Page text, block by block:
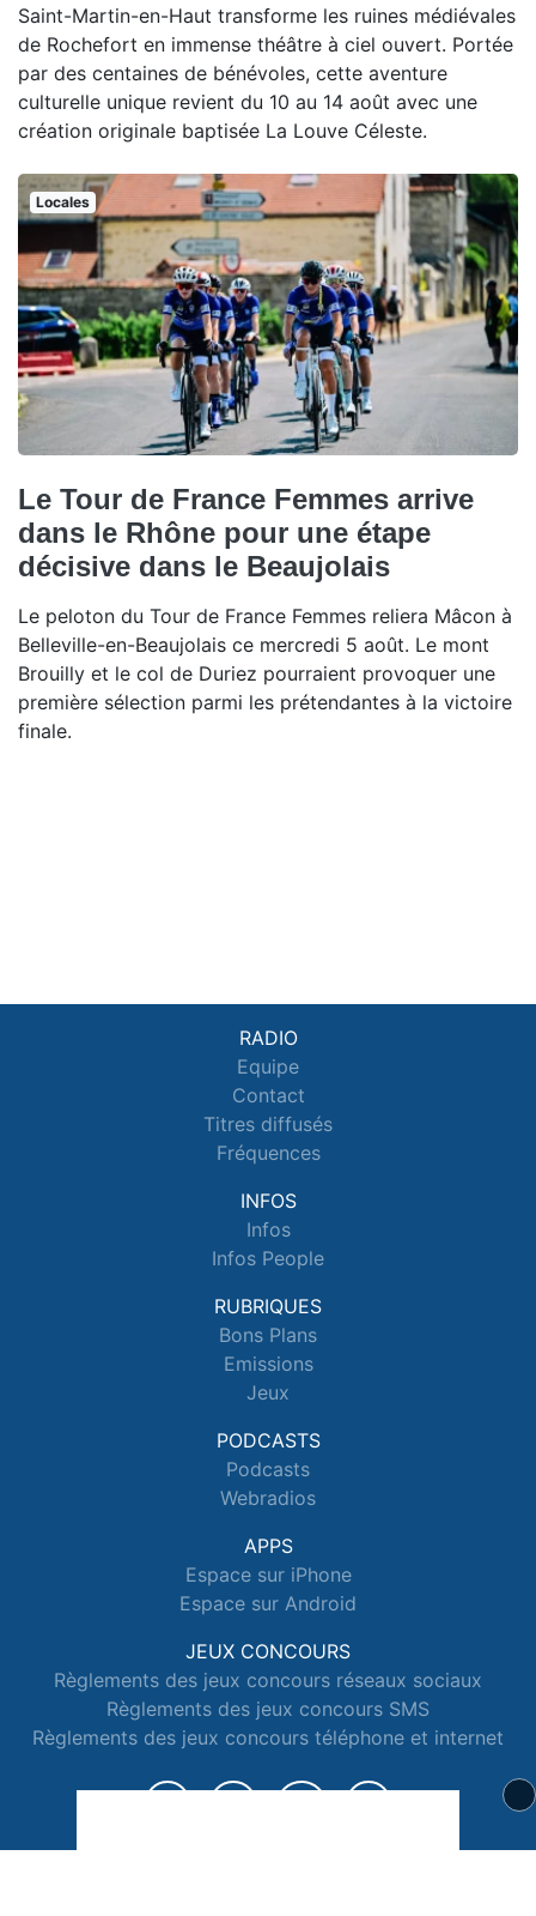
Saint-Martin-en-Haut transforme les ruines médiévales
de Rochefort en immense théâtre à ciel ouvert. Portée
par des centaines de bénévoles, cette aventure
culturelle unique revient du 10 au 14 août avec une
création originale baptisée La Louve Céleste.
Locales
Le Tour de France Femmes arrive
dans le Rhône pour une étape
décisive dans le Beaujolais
Le peloton du Tour de France Femmes reliera Mâcon à
Belleville-en-Beaujolais ce mercredi 5 août. Le mont
Brouilly et le col de Duriez pourraient provoquer une
première sélection parmi les prétendantes à la victoire
finale.
RADIO
Equipe
Contact
Titres diffusés
Fréquences
INFOS
Infos
Infos People
RUBRIQUES
Bons Plans
Emissions
Jeux
PODCASTS
Podcasts
Webradios
APPS
Espace sur iPhone
Espace sur Android
JEUX CONCOURS
Règlements des jeux concours réseaux sociaux
Règlements des jeux concours SMS
Règlements des jeux concours téléphone et internet